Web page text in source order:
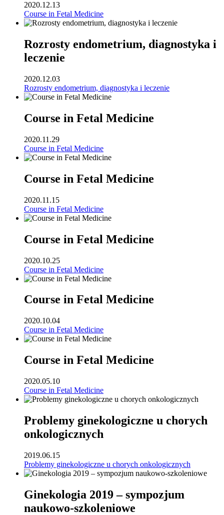
2020.12.13
Course in Fetal Medicine
Rozrosty endometrium, diagnostyka i
leczenie
2020.12.03
Rozrosty endometrium, diagnostyka i leczenie
Course in Fetal Medicine
2020.11.29
Course in Fetal Medicine
Course in Fetal Medicine
2020.11.15
Course in Fetal Medicine
Course in Fetal Medicine
2020.10.25
Course in Fetal Medicine
Course in Fetal Medicine
2020.10.04
Course in Fetal Medicine
Course in Fetal Medicine
2020.05.10
Course in Fetal Medicine
Problemy ginekologiczne u chorych
onkologicznych
2019.06.15
Problemy ginekologiczne u chorych onkologicznych
Ginekologia 2019 – sympozjum
naukowo-szkoleniowe